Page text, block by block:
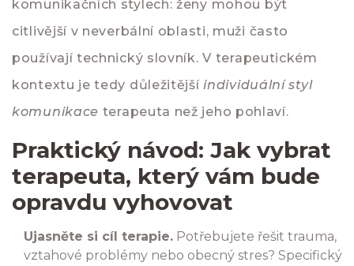
komunikačních stylech: ženy mohou být
citlivější v neverbální oblasti, muži často
používají technický slovník. V terapeutickém
kontextu je tedy důležitějšíindividuální styl
komunikace terapeuta než jeho pohlaví.
Praktický návod: Jak vybrat
terapeuta, který vám bude
opravdu vyhovovat
Ujasněte si cíl terapie. Potřebujete řešit trauma,
vztahové problémy nebo obecný stres? Specifický